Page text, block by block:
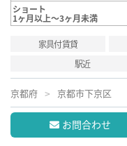
ショート
1ヶ月以上～3ヶ月未満
家具付賃貸
駅近
京都府 京都市下京区
お問合わせ